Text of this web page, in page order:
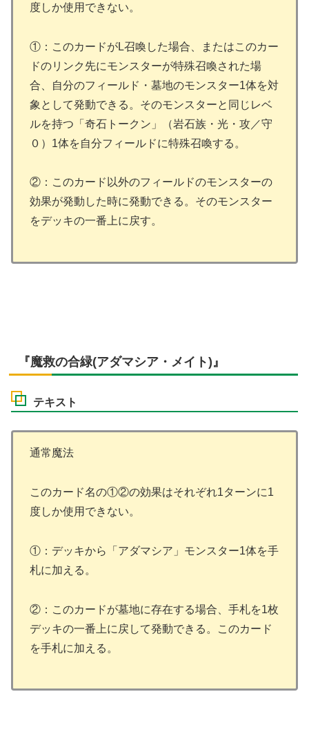
度しか使用できない。
①：このカードがL召喚した場合、またはこのカー
ドのリンク先にモンスターが特殊召喚された場
合、自分のフィールド・墓地のモンスター1体を対
象として発動できる。そのモンスターと同じレベ
ルを持つ「奇石トークン」（岩石族・光・攻／守
０）1体を自分フィールドに特殊召喚する。
②：このカード以外のフィールドのモンスターの
効果が発動した時に発動できる。そのモンスター
をデッキの一番上に戻す。
『魔救の合緑(アダマシア・メイト)』
テキスト
通常魔法
このカード名の①②の効果はそれぞれ1ターンに1
度しか使用できない。
①：デッキから「アダマシア」モンスター1体を手
札に加える。
②：このカードが墓地に存在する場合、手札を1枚
デッキの一番上に戻して発動できる。このカード
を手札に加える。